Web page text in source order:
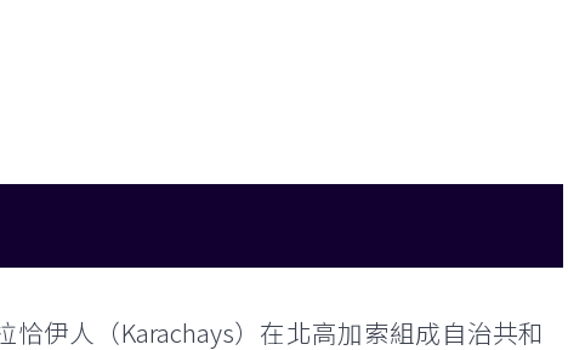
伊人（Karachays）在北高加索組成自治共和